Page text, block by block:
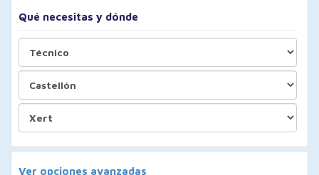
Qué necesitas y dónde
Ver opciones avanzadas